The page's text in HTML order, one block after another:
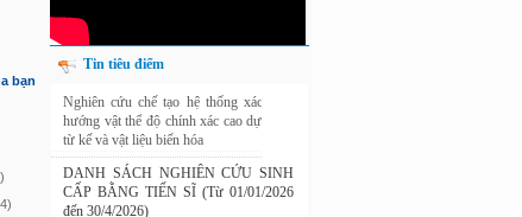
bạn
Tin tiêu điểm
Nghiên cứu chế tạo hệ thống xác định
hướng vật thể độ chính xác cao dựa trên
từ kế và vật liệu biến hóa
9:33 sáng thứ hai, 03/08/2026
DANH SÁCH NGHIÊN CỨU SINH
CẤP BẰNG TIẾN SĨ (Từ 01/01/2026